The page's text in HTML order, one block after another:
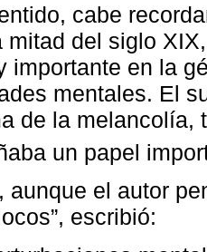
cabe
mitad del siglo
importante en la
mentales. El
de la melancolía,
un papel
aunque el autor
escribió: